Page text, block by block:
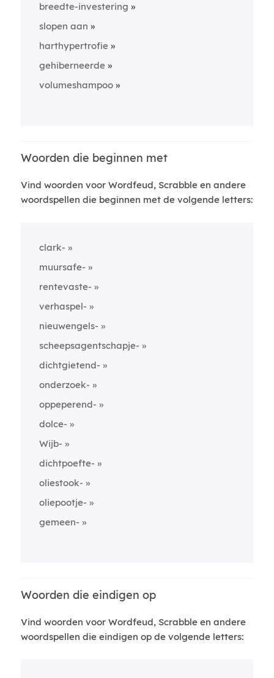
breedte-investering
slopen aan
harthypertrofie
gehiberneerde
volumeshampoo
Woorden die beginnen met
Vind woorden voor Wordfeud, Scrabble en andere
woordspellen die beginnen met de volgende letters:
clark-
muursafe-
rentevaste-
verhaspel-
nieuwengels-
scheepsagentschapje-
dichtgietend-
onderzoek-
oppeperend-
dolce-
Wijb-
dichtpoefte-
oliestook-
oliepootje-
gemeen-
Woorden die eindigen op
Vind woorden voor Wordfeud, Scrabble en andere
woordspellen die eindigen op de volgende letters: